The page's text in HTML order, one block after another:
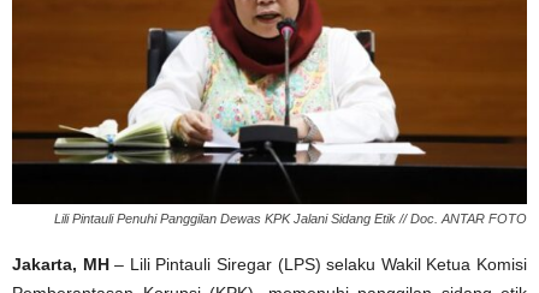
Lili Pintauli Penuhi Panggilan Dewas KPK Jalani Sidang Etik // Doc. ANTAR FOTO
Jakarta, MH– Lili Pintauli Siregar (LPS) selaku Wakil Ketua Komisi